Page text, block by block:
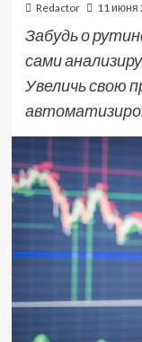
Redactor 11 июня
Забудь о
сами
Увеличь свою